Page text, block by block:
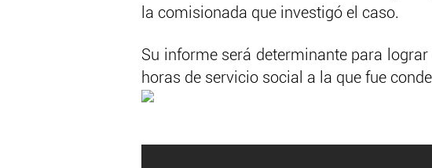
la comisionada que investigó el caso.
Su informe será determinante para
horas de servicio social a la que fue